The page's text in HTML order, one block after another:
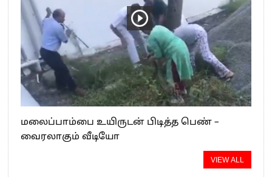
மலைப்பாம்பை உயிருடன் பிடித்த பெண் –
வைரலாகும் வீடியோ
VIEW ALL